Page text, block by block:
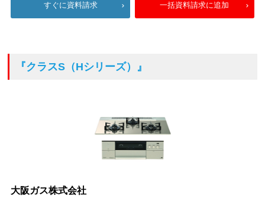
すぐに資料請求 一括資料請求に追加
『クラスS（Hシリーズ）』
大阪ガス株式会社